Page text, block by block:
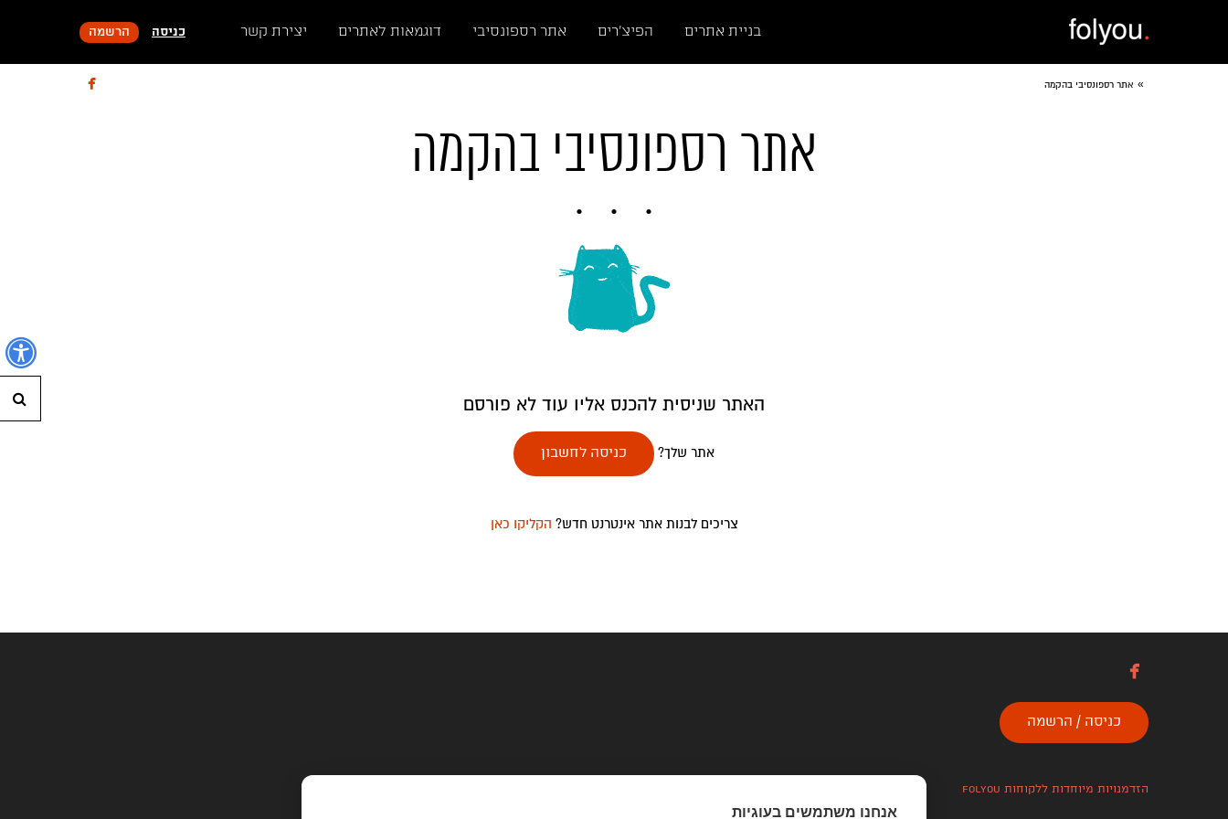
כניסה הרשמה בניית אתרים הפיצ'רים אתר רספונסיבי דוגמאות לאתרים יצירת קשר
 » אתר רספונסיבי בהקמה
אתר רספונסיבי בהקמה
האתר שניסית להכנס אליו עוד לא פורסם
אתר שלך? כניסה לחשבון
צריכים לבנות אתר אינטרנט חדש? הקליקו כאן

כניסה / הרשמה
הזדמנויות מיוחדות ללקוחות folyou
אנחנו משתמשים בעוגיות